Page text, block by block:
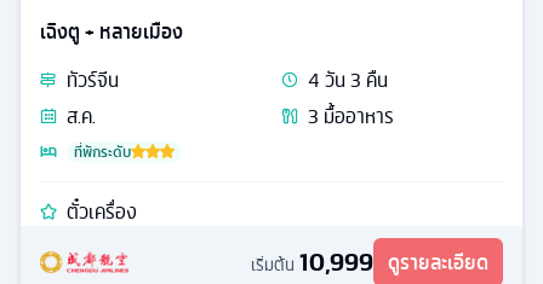
เฉิงตู + หลายเมือง
ทัวร์จีน 4วัน3 คืน
ส.ค.
3 มื้ออาหาร
ที่พักระดับ
ตั๋วเครื่อง
เริ่มต้น 10,999 ดูรายละเอียด